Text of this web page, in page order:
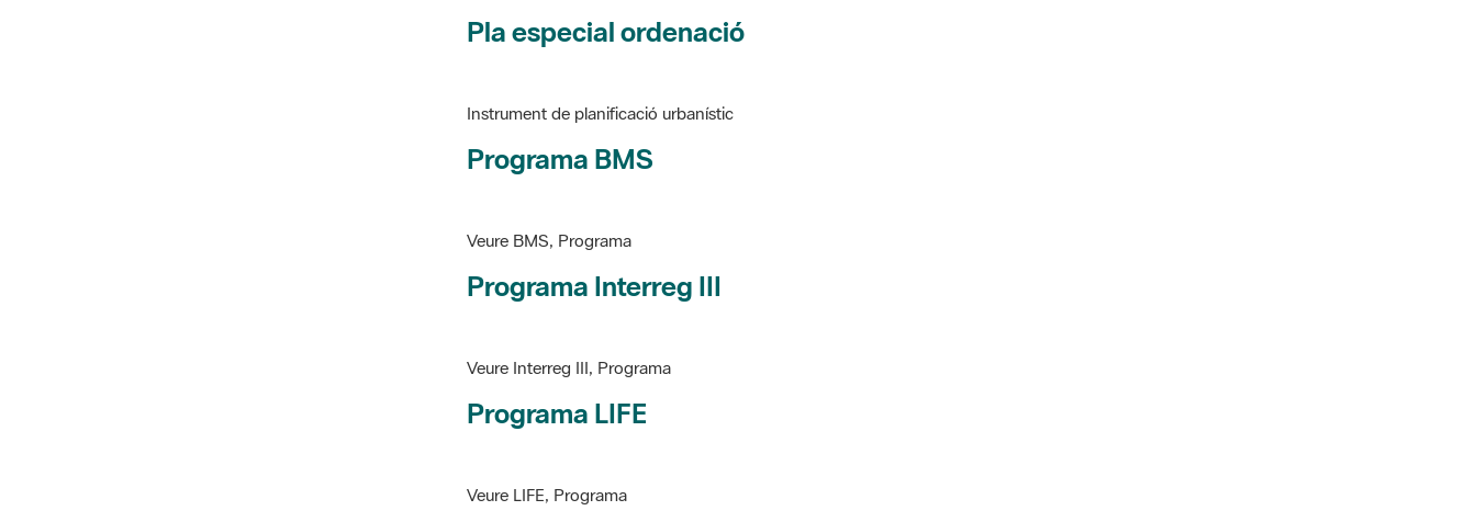
Pla especial ordenació
Instrument de planificació urbanístic
Programa BMS
Veure BMS, Programa
Programa Interreg III
Veure Interreg III, Programa
Programa LIFE
Veure LIFE, Programa